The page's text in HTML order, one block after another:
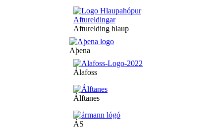
Afturelding hlaup
Aþena
Álafoss
Álftanes
ÁS